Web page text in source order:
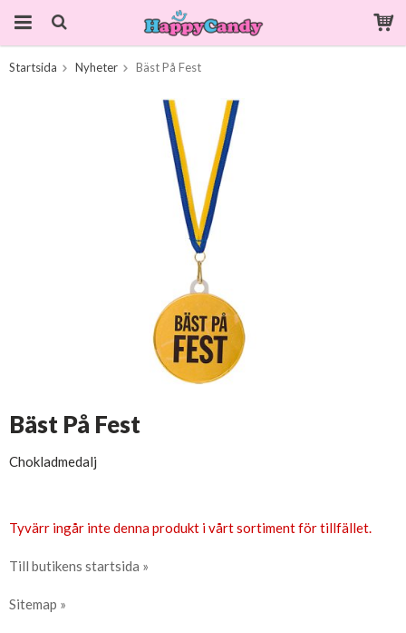
Startsida Nyheter Bäst På Fest
Bäst På Fest
Chokladmedalj
Tyvärr ingår inte denna produkt i vårt sortiment för tillfället.
Till butikens startsida »
Sitemap »